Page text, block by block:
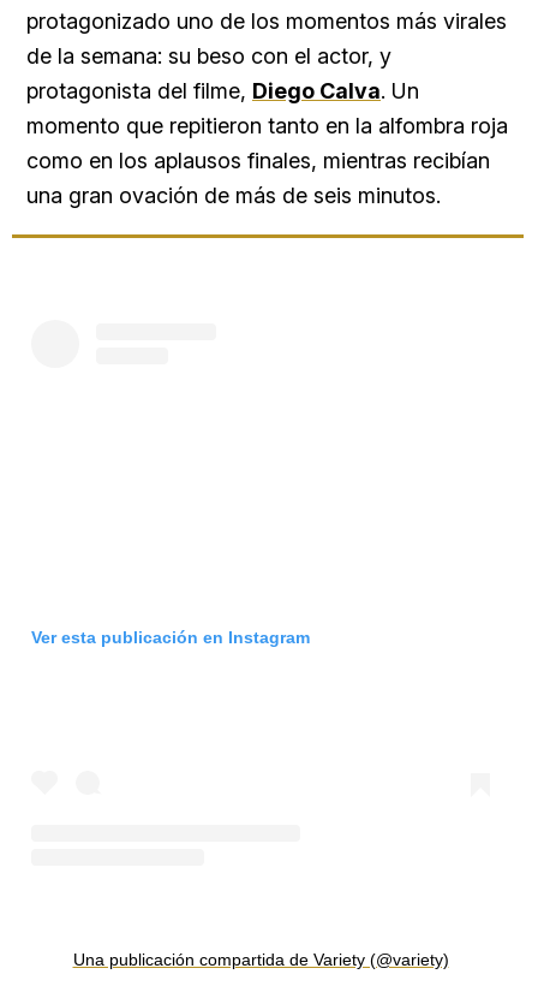
protagonizado uno de los momentos más virales
de la semana: su beso con el actor, y
protagonista del filme, Diego Calva. Un
momento que repitieron tanto en la alfombra roja
como en los aplausos finales, mientras recibían
una gran ovación de más de seis minutos.
Ver esta publicación en Instagram
Una publicación compartida de Variety (@variety)